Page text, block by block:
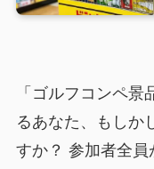
「ゴルフコンペ
るあなた、もしか
すか？ 参加者全員